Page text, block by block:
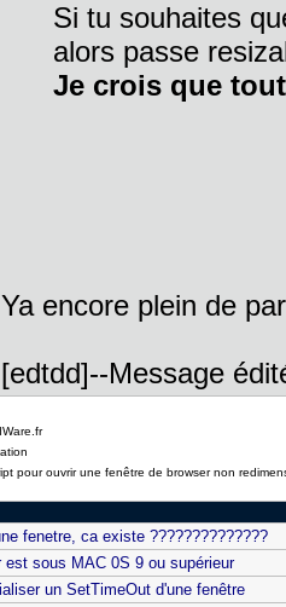
Si tu souhaites
alors passe
Je crois que
Ya encore plein de
[edtdd]--Message
pour ouvrir une fenêtre de browser non
fenetre, ca existe ??????????????
sous MAC 0S 9 ou supérieur
un SetTimeOut d'une fenêtre